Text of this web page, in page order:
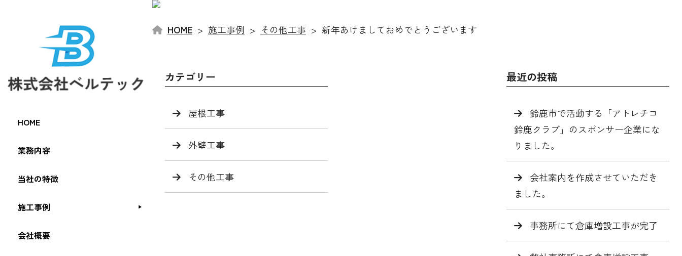
HOME
業務内容
当社の特徴
施工事例
会社概要
HOME 施工事例 その他工事 新年あけましておめでとうございます
カテゴリー
屋根工事
外壁工事
その他工事
最近の投稿
鈴鹿市で活動する「アトレチコ
鈴鹿クラブ」のスポンサー企業にな
りました。
会社案内を作成させていただき
ました。
事務所にて倉庫増設工事が完了